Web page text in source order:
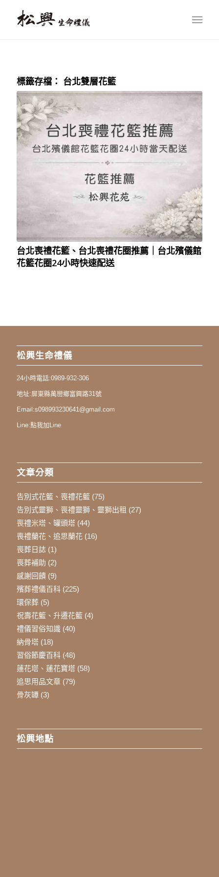
標籤存檔： 台北雙層花籃
台北喪禮花籃、台北喪禮花圈推薦｜台北殯儀館
花籃花圈24小時快速配送
松興生命禮儀
24小時電話:0989-932-306
地址:屏東縣萬巒鄉富興路31號
Email:s098993230641@gmail.com
Line:點我加Line
文章分類
告別式花籃、喪禮花籃(75)
告別式靈獅、喪禮靈獅、靈獅出租 (27)
喪禮米塔、罐頭塔(44)
喪禮蘭花、追思蘭花(16)
喪葬日誌(1)
喪葬補助 (2)
感謝回饋(9)
殯葬禮儀百科(225)
環保葬(5)
祝壽花籃、升遷花籃(4)
禮儀習俗知識(40)
納骨塔(18)
習俗節慶百科(48)
蓮花塔、蓮花寶塔(58)
追思用品文章(79)
骨灰罈(3)
松興地點